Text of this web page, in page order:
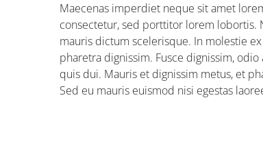
Maecenas imperdiet neque sit amet
consectetur, sed porttitor lorem lobortis.
mauris dictum scelerisque. In molestie
pharetra dignissim. Fusce dignissim,
quis dui. Mauris et dignissim metus, et
Sed eu mauris euismod nisi egestas